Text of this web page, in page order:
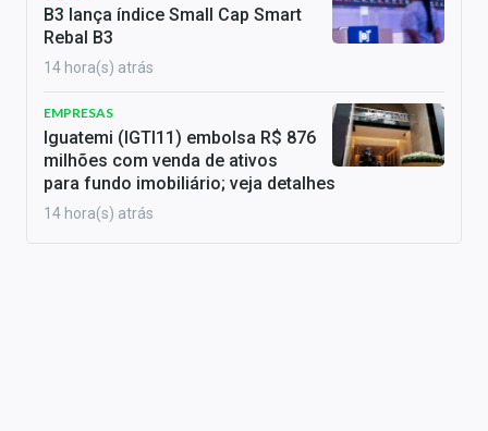
B3 lança índice Small Cap Smart
Rebal B3
14 hora(s) atrás
EMPRESAS
Iguatemi (IGTI11) embolsa R$ 876
milhões com venda de ativos
para fundo imobiliário; veja detalhes
14 hora(s) atrás